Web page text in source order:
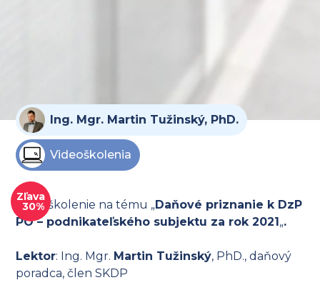
Ing. Mgr. Martin Tužinský, PhD.
Videoškolenia
Zľava
30%
Videoškolenie na tému „Daňové priznanie k DzP
PO – podnikateľského subjektu za rok 2021 „.
Lektor: Ing. Mgr. Martin Tužinský, PhD., daňový
poradca, člen SKDP